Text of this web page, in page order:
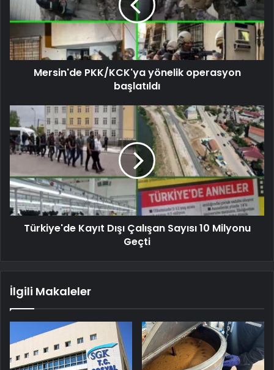
Mersin'de PKK/KCK'ya yönelik operasyon
başlatıldı
Türkiye'de Kayıt Dışı Çalışan Sayısı 10 Milyonu
Geçti
İlgili Makaleler